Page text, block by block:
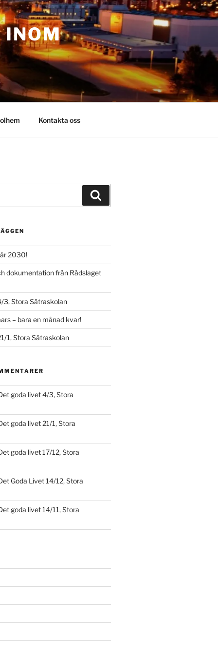
INOM
Kontakta oss
2030!
dokumentation från Rådslaget
3, Stora Sätraskolan
– bara en månad kvar!
1, Stora Sätraskolan
goda livet 4/3, Stora
goda livet 21/1, Stora
goda livet 17/12, Stora
Goda Livet 14/12, Stora
goda livet 14/11, Stora